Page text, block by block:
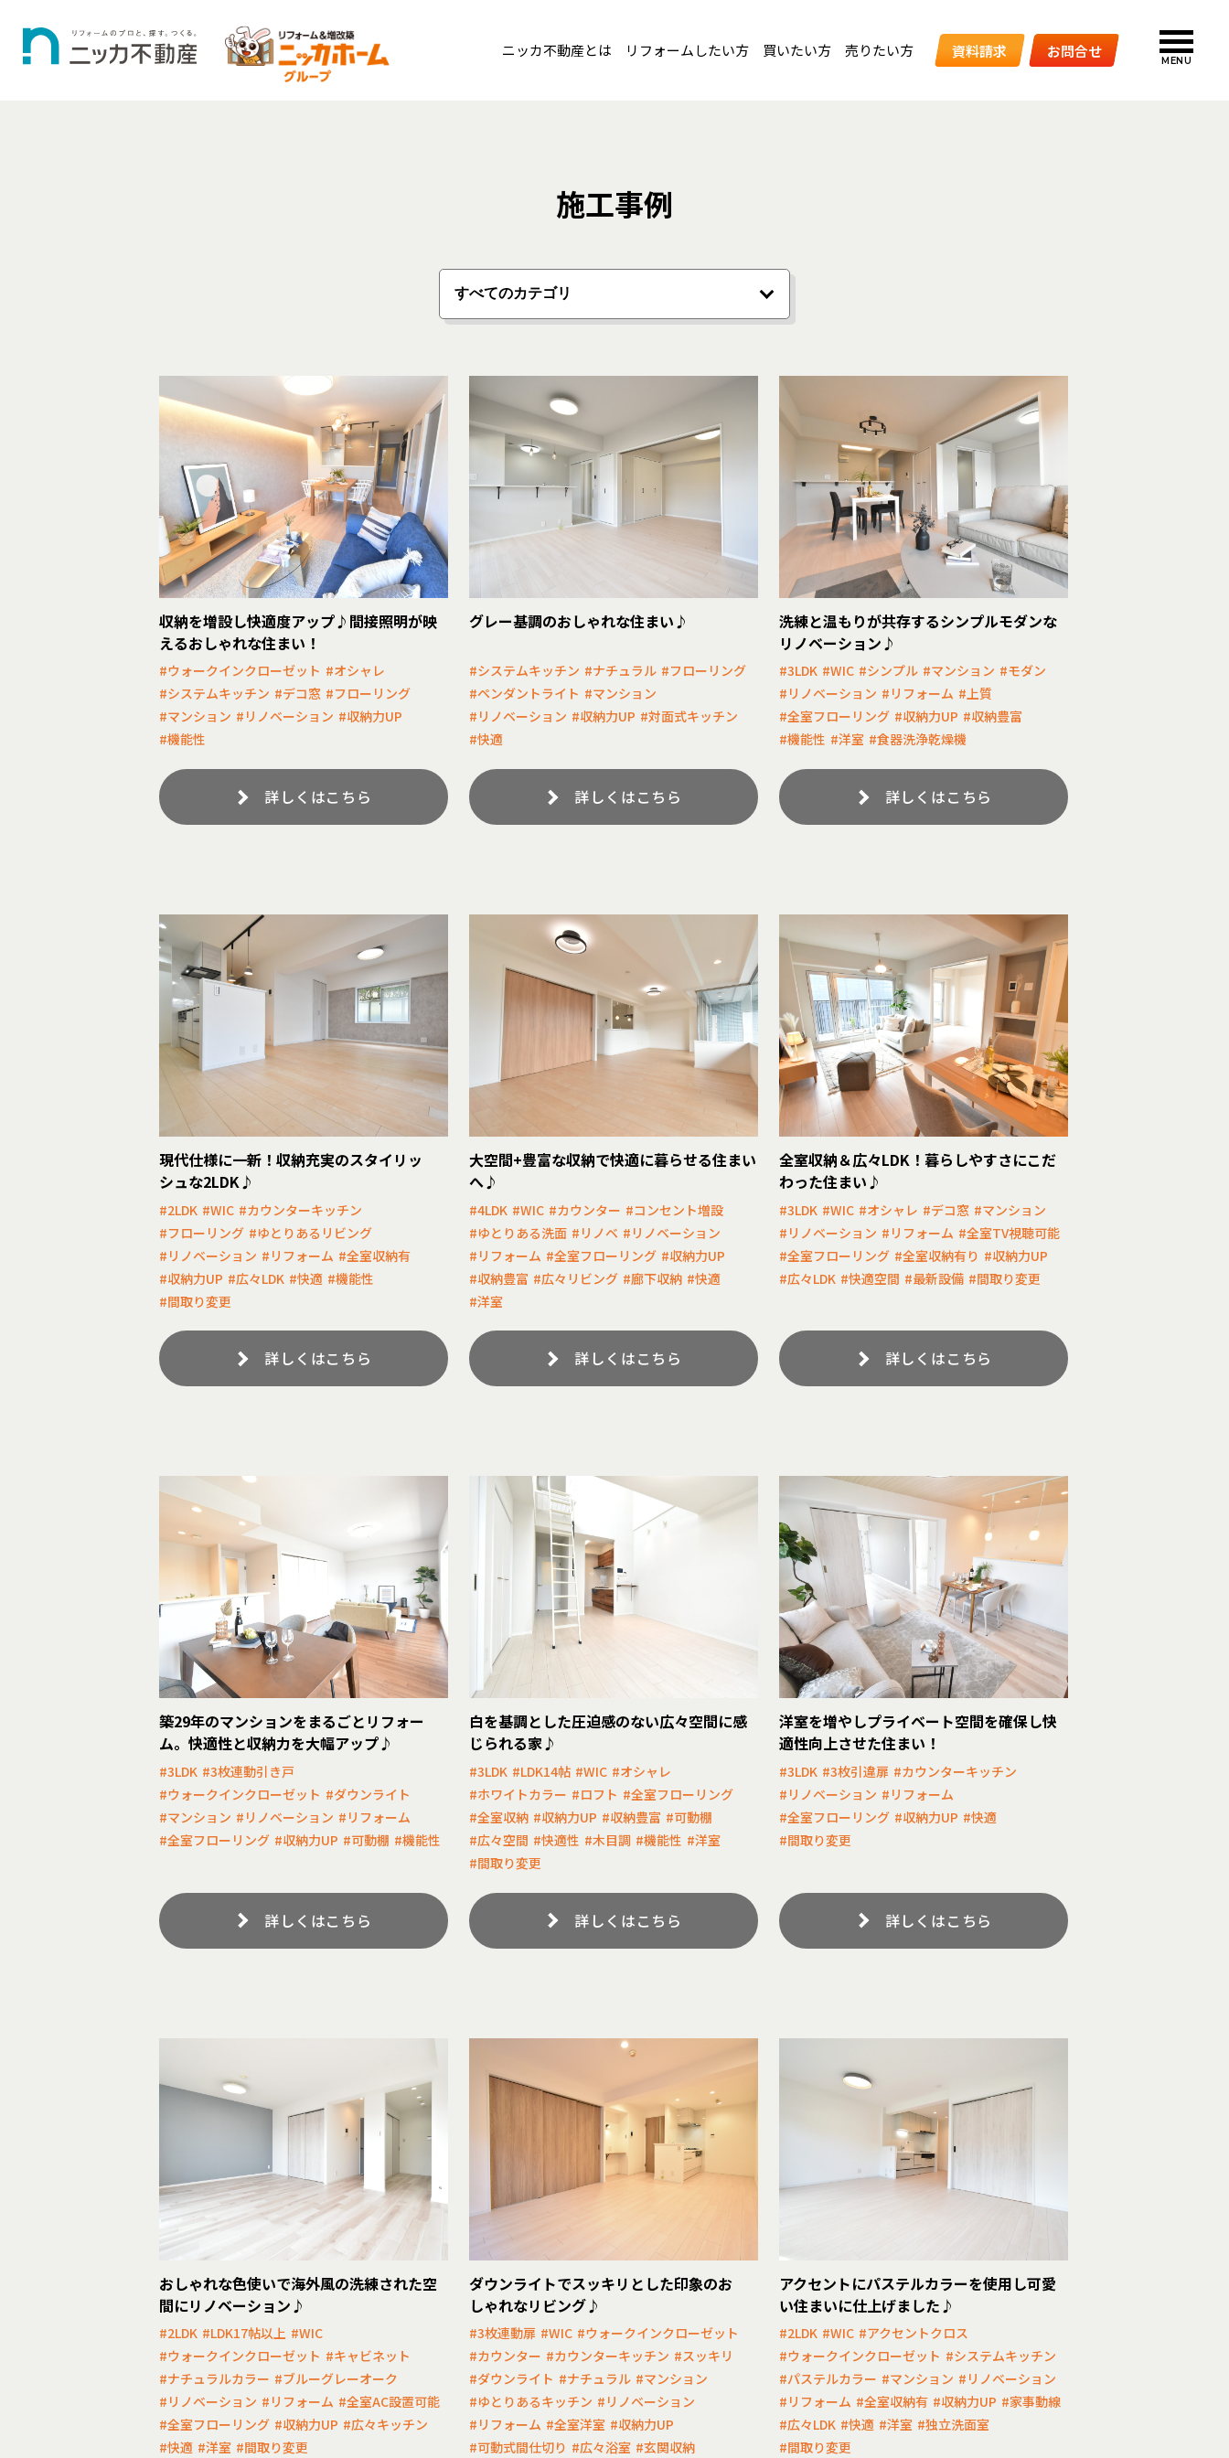
MENU
ニッカ不動産とは リフォームしたい方 買いたい方 売りたい方 資料請求 お問合せ
施工事例
収納を増設し快適度アップ♪間接照明が映
えるおしゃれな住まい！
#ウォークインクローゼット #オシャレ
#システムキッチン #デコ窓 #フローリング
#マンション #リノベーション #収納力UP
#機能性
詳しくはこちら
グレー基調のおしゃれな住まい♪
#システムキッチン #ナチュラル #フローリング
#ペンダントライト #マンション
#リノベーション #収納力UP #対面式キッチン
#快適
詳しくはこちら
洗練と温もりが共存するシンプルモダンな
リノベーション♪
#3LDK #WIC #シンプル #マンション #モダン
#リノベーション #リフォーム #上質
#全室フローリング #収納力UP #収納豊富
#機能性 #洋室 #食器洗浄乾燥機
詳しくはこちら
現代仕様に一新！収納充実のスタイリッ
シュな2LDK♪
#2LDK #WIC #カウンターキッチン
#フローリング #ゆとりあるリビング
#リノベーション #リフォーム #全室収納有
#収納力UP #広々LDK #快適 #機能性
#間取り変更
詳しくはこちら
大空間+豊富な収納で快適に暮らせる住まい
へ♪
#4LDK #WIC #カウンター #コンセント増設
#ゆとりある洗面 #リノベ #リノベーション
#リフォーム #全室フローリング #収納力UP
#収納豊富 #広々リビング #廊下収納 #快適
#洋室
詳しくはこちら
全室収納＆広々LDK！暮らしやすさにこだ
わった住まい♪
#3LDK #WIC #オシャレ #デコ窓 #マンション
#リノベーション #リフォーム #全室TV視聴可能
#全室フローリング #全室収納有り #収納力UP
#広々LDK #快適空間 #最新設備 #間取り変更
詳しくはこちら
築29年のマンションをまるごとリフォー
ム。快適性と収納力を大幅アップ♪
#3LDK #3枚連動引き戸
#ウォークインクローゼット #ダウンライト
#マンション #リノベーション #リフォーム
#全室フローリング #収納力UP #可動棚 #機能性
詳しくはこちら
白を基調とした圧迫感のない広々空間に感
じられる家♪
#3LDK #LDK14帖 #WIC #オシャレ
#ホワイトカラー #ロフト #全室フローリング
#全室収納 #収納力UP #収納豊富 #可動棚
#広々空間 #快適性 #木目調 #機能性 #洋室
#間取り変更
詳しくはこちら
洋室を増やしプライベート空間を確保し快
適性向上させた住まい！
#3LDK #3枚引違扉 #カウンターキッチン
#リノベーション #リフォーム
#全室フローリング #収納力UP #快適
#間取り変更
詳しくはこちら
おしゃれな色使いで海外風の洗練された空
間にリノベーション♪
#2LDK #LDK17帖以上 #WIC
#ウォークインクローゼット #キャビネット
#ナチュラルカラー #ブルーグレーオーク
#リノベーション #リフォーム #全室AC設置可能
#全室フローリング #収納力UP #広々キッチン
#快適 #洋室 #間取り変更
ダウンライトでスッキリとした印象のお
しゃれなリビング♪
#3枚連動扉 #WIC #ウォークインクローゼット
#カウンター #カウンターキッチン #スッキリ
#ダウンライト #ナチュラル #マンション
#ゆとりあるキッチン #リノベーション
#リフォーム #全室洋室 #収納力UP
#可動式間仕切り #広々浴室 #玄関収納
アクセントにパステルカラーを使用し可愛
い住まいに仕上げました♪
#2LDK #WIC #アクセントクロス
#ウォークインクローゼット #システムキッチン
#パステルカラー #マンション #リノベーション
#リフォーム #全室収納有 #収納力UP #家事動線
#広々LDK #快適 #洋室 #独立洗面室
#間取り変更